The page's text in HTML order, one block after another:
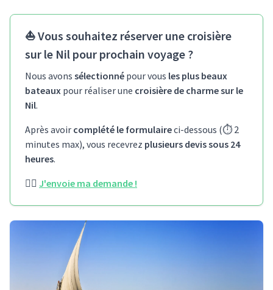
⛵ Vous souhaitez réserver une croisière
sur le Nil pour prochain voyage ?
Nous avons sélectionné pour vous les plus beaux
bateaux pour réaliser une croisière de charme sur le
Nil.
Après avoir complété le formulaireci-dessous (⏱️ 2
minutes max), vous recevrez plusieurs devis sous 24
heures.
👉🏻 J'envoie ma demande !